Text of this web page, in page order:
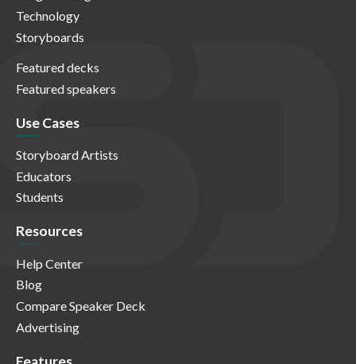
Technology
Storyboards
Featured decks
Featured speakers
Use Cases
Storyboard Artists
Educators
Students
Resources
Help Center
Blog
Compare Speaker Deck
Advertising